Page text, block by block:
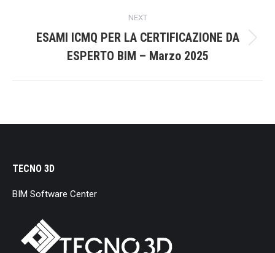
NEXT
Next
post:
ESAMI ICMQ PER LA CERTIFICAZIONE DA
ESPERTO BIM – Marzo 2025
TECNO 3D
BIM Software Center